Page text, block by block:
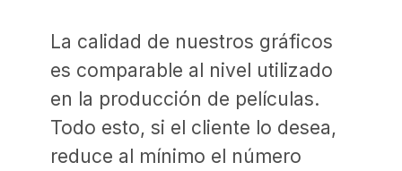
en el desarrollo de diseños
y tecnologías modernas que aún
no se aplican en Rusia.